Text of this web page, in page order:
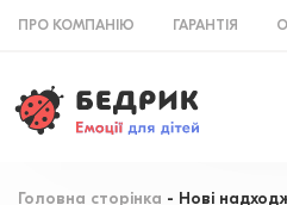
ПРО КОМПАНІЮ ГАРАНТІЯ
Головна сторінка Нові